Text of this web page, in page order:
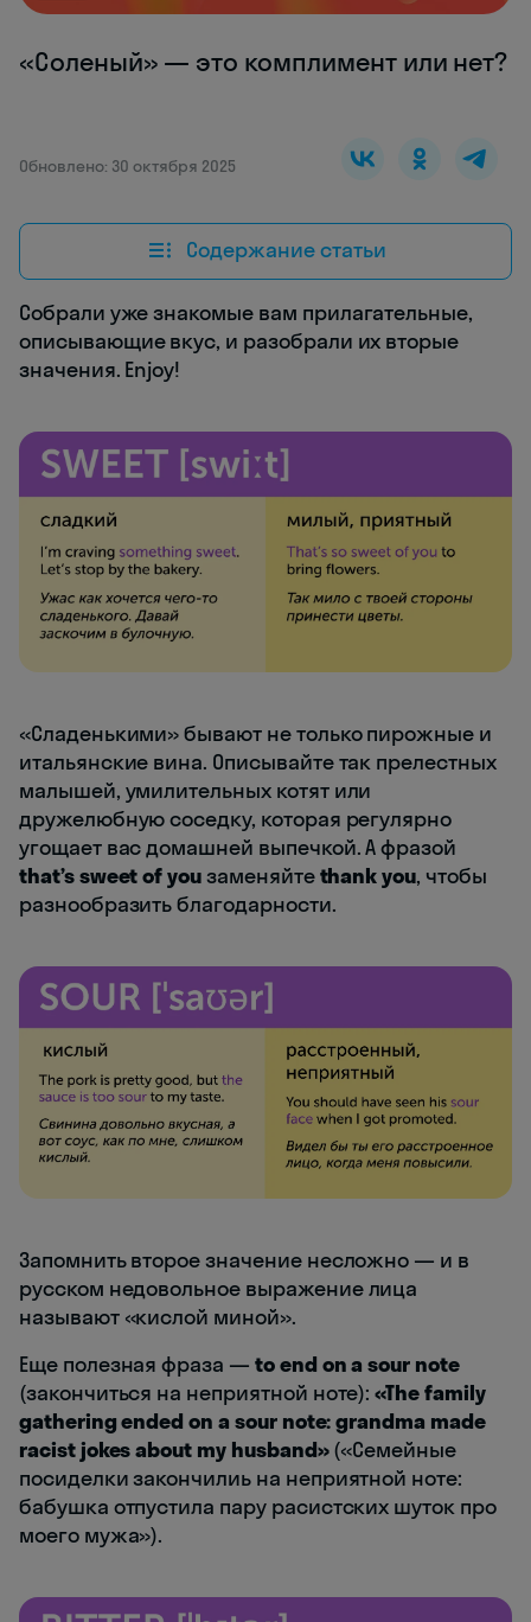
«Соленый» — это комплимент или нет?
Обновлено: 30 октября 2025
Содержание статьи
Собрали уже знакомые вам прилагательные,
описывающие вкус, и разобрали их вторые
значения. Enjoy!
«Сладенькими» бывают не только пирожные и
итальянские вина. Описывайте так прелестных
малышей, умилительных котят или
дружелюбную соседку, которая регулярно
угощает вас домашней выпечкой. А фразой
that’s sweet of youзаменяйтеthank you, чтобы
разнообразить благодарности.
Запомнить второе значение несложно — и в
русском недовольное выражение лица
называют «кислой миной».
Еще полезная фраза — to end on a sour note
(закончиться на неприятной ноте):«The family
gathering ended on a sour note: grandma made
racist jokes about my husband»(«Семейные
посиделки закончилиь на неприятной ноте:
бабушка отпустила пару расистских шуток про
моего мужа»).